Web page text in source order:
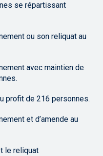
se répartissant
ou son reliquat au
avec maintien de
profit de 216 personnes.
et d’amende au
le reliquat